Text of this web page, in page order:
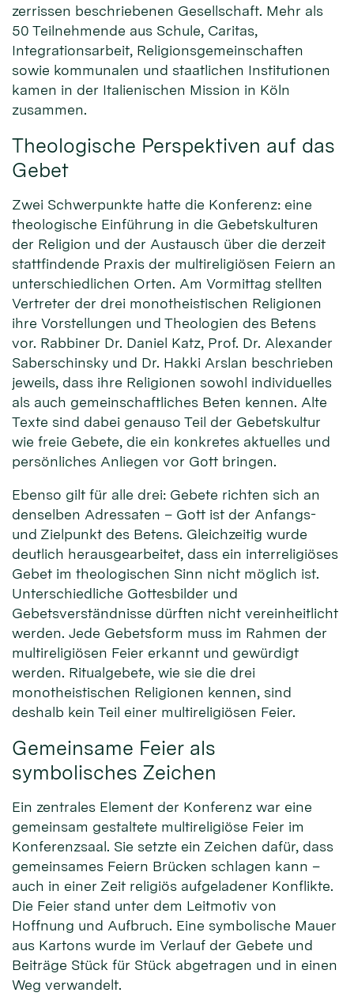
zerrissen beschriebenen Gesellschaft. Mehr als
50 Teilnehmende aus Schule, Caritas,
Integrationsarbeit, Religionsgemeinschaften
sowie kommunalen und staatlichen Institutionen
kamen in der Italienischen Mission in Köln
zusammen.
Theologische Perspektiven auf das
Gebet
Zwei Schwerpunkte hatte die Konferenz: eine
theologische Einführung in die Gebetskulturen
der Religion und der Austausch über die derzeit
stattfindende Praxis der multireligiösen Feiern an
unterschiedlichen Orten. Am Vormittag stellten
Vertreter der drei monotheistischen Religionen
ihre Vorstellungen und Theologien des Betens
vor. Rabbiner Dr. Daniel Katz, Prof. Dr. Alexander
Saberschinsky und Dr. Hakki Arslan beschrieben
jeweils, dass ihre Religionen sowohl individuelles
als auch gemeinschaftliches Beten kennen. Alte
Texte sind dabei genauso Teil der Gebetskultur
wie freie Gebete, die ein konkretes aktuelles und
persönliches Anliegen vor Gott bringen.
Ebenso gilt für alle drei: Gebete richten sich an
denselben Adressaten – Gott ist der Anfangs-
und Zielpunkt des Betens. Gleichzeitig wurde
deutlich herausgearbeitet, dass ein interreligiöses
Gebet im theologischen Sinn nicht möglich ist.
Unterschiedliche Gottesbilder und
Gebetsverständnisse dürften nicht vereinheitlicht
werden. Jede Gebetsform muss im Rahmen der
multireligiösen Feier erkannt und gewürdigt
werden. Ritualgebete, wie sie die drei
monotheistischen Religionen kennen, sind
deshalb kein Teil einer multireligiösen Feier.
Gemeinsame Feier als
symbolisches Zeichen
Ein zentrales Element der Konferenz war eine
gemeinsam gestaltete multireligiöse Feier im
Konferenzsaal. Sie setzte ein Zeichen dafür, dass
gemeinsames Feiern Brücken schlagen kann –
auch in einer Zeit religiös aufgeladener Konflikte.
Die Feier stand unter dem Leitmotiv von
Hoffnung und Aufbruch. Eine symbolische Mauer
aus Kartons wurde im Verlauf der Gebete und
Beiträge Stück für Stück abgetragen und in einen
Weg verwandelt.